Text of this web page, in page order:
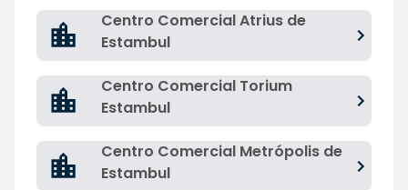
Centro Comercial Atrius de
Estambul
Centro Comercial Torium
Estambul
Centro Comercial Metrópolis de
Estambul